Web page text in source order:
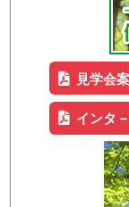
見学会
インタ